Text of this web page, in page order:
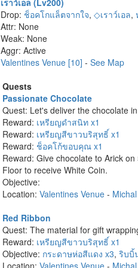
เราว์เอล (Lv200)
Drop: ช็อคโกแล็ตจากใจ, ◇เราว์เอล,
Attr: None
Weak: None
Aggr: Active
Valentines Venue [10] - See Map
Quests
Passionate Chocolate
Quest: Let's deliver the chocolate
Reward: เหรียญดำสนิท x1
Reward: เหรียญสีขาวบริสุทธิ์ x1
Reward: ช็อคโก้ขอบคุณ x1
Reward: Give chocolate to Arick
Floor to receive White Coin.
Objective:
Location: Valentines Venue - Michal
Red Ribbon
Quest: The material for gift
Reward: เหรียญสีขาวบริสุทธิ์ x1
Objective: กระดาษห่อสีแดง x3, ริบบิ้
Location: Valentines Venue - Michal